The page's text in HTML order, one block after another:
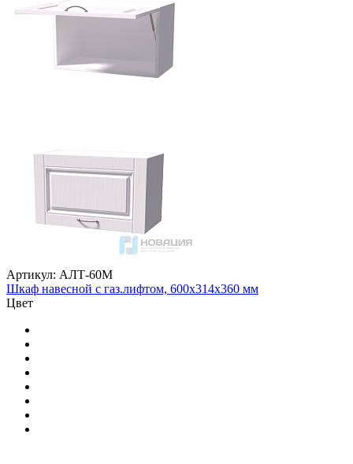
Артикул: АЛТ-60М
Шкаф навесной с газ.лифтом, 600х314х360 мм
Цвет